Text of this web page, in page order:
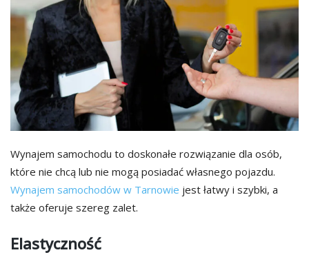
Wynajem samochodu to doskonałe rozwiązanie dla osób,
które nie chcą lub nie mogą posiadać własnego pojazdu.
Wynajem samochodów w Tarnowie jest łatwy i szybki, a
także oferuje szereg zalet.
Elastyczność